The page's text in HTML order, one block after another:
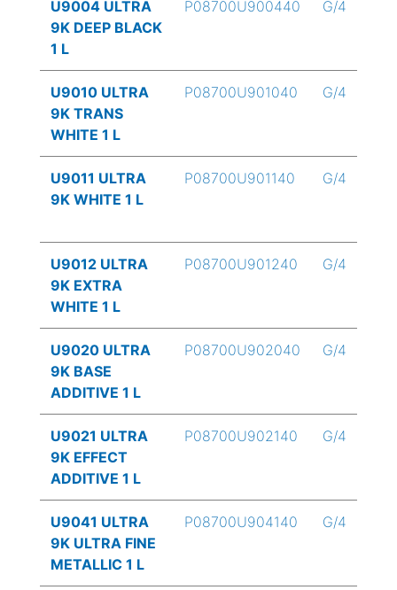
U9004 ULTRA
9K DEEP BLACK
1 L
P08700U900440 G/4
U9010 ULTRA
9K TRANS
WHITE 1 L
P08700U901040 G/4
U9011 ULTRA
9K WHITE 1 L
P08700U901140 G/4
U9012 ULTRA
9K EXTRA
WHITE 1 L
P08700U901240 G/4
U9020 ULTRA
9K BASE
ADDITIVE 1 L
P08700U902040 G/4
U9021 ULTRA
9K EFFECT
ADDITIVE 1 L
P08700U902140 G/4
U9041 ULTRA
9K ULTRA FINE
METALLIC 1 L
P08700U904140 G/4